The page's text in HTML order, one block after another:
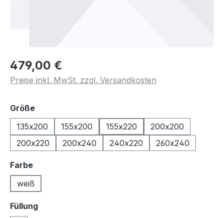
479,00 €
Preise inkl. MwSt. zzgl. Versandkosten
Größeauswählen
135x200
155x200 155x220
200x200
200x220
200x240 240x220 260x240
Farbeauswählen
weiß
Füllung